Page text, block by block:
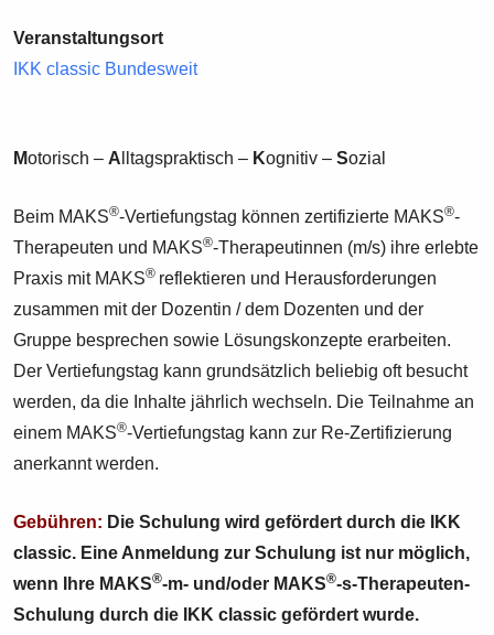
Veranstaltungsort
IKK classic Bundesweit
Motorisch – A lltagspraktisch – Kognitiv –Sozial
Beim MAKS®-Vertiefungstag können zertifizierte MAKS®-
Therapeuten und MAKS®-Therapeutinnen (m/s) ihre erlebte
Praxis mit MAKS® reflektieren und Herausforderungen
zusammen mit der Dozentin / dem Dozenten und der
Gruppe besprechen sowie Lösungskonzepte erarbeiten.
Der Vertiefungstag kann grundsätzlich beliebig oft besucht
werden, da die Inhalte jährlich wechseln. Die Teilnahme an
einem MAKS®-Vertiefungstag kann zur Re-Zertifizierung
anerkannt werden.
Gebühren: Die Schulung wird gefördert durch die IKK
classic. Eine Anmeldung zur Schulung ist nur möglich,
wenn Ihre MAKS®-m- und/oder MAKS®-s-Therapeuten-
Schulung durch die IKK classic gefördert wurde.